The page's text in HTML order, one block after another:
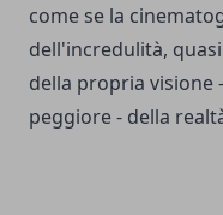
come se la
dell'incredulità,
della propria visione
peggiore - della